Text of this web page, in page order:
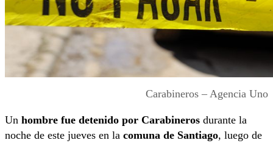
Carabineros – Agencia Uno
Un hombre fue detenido por Carabineros durante la
noche de este jueves en la comuna de Santiago, luego de